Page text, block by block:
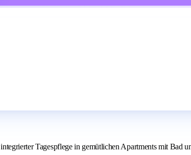
Tagespflege in gemütlichen Apartments mit Bad